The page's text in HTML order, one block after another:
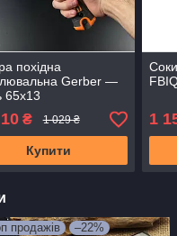
похідна
Gerber —
65х13
₴ 1 029 ₴
Купити
1
продажів –22%